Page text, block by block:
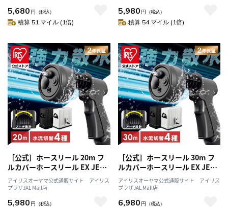
5,680 円 （税込）
積算 51 マイル (1倍)
5,980 円 （税込）
積算 54 マイル (1倍)
［公式］ホースリール 20m フ
ルカバーホースリール EX JET
20M FHEXJ-20 アッシュホワイ
ト アイリスオーヤマ
アイリスオーヤマ公式通販サイト アイリス
プラザJAL Mall店
5,980 円 （税込）
［公式］ホースリール 30m フ
ルカバーホースリール EX JET
30M FHEXJ-30 ブラック アイリ
スオーヤマ
アイリスオーヤマ公式通販サイト アイリス
プラザJAL Mall店
6,980 円 （税込）